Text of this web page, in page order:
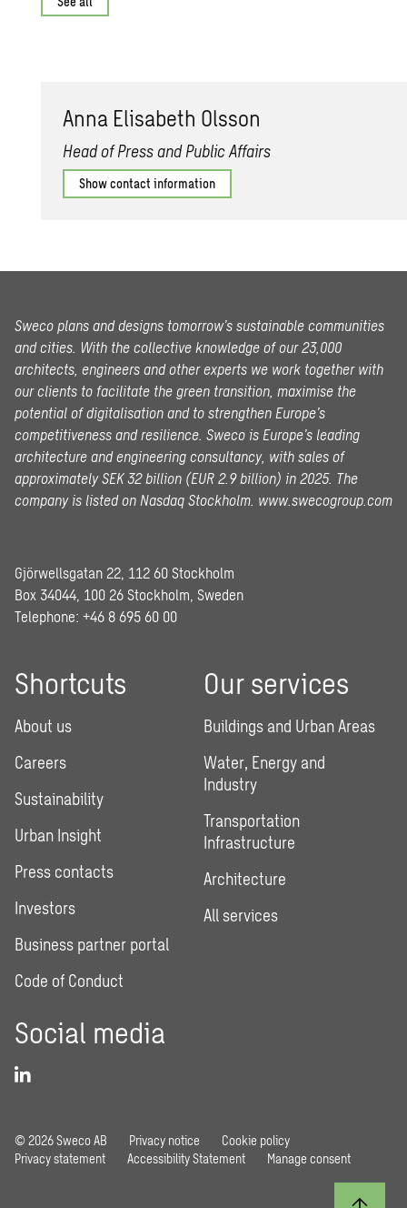
Anna Elis­a­beth Ols­son
Head of Press and Public Affairs
Show contact information
Sweco plans and designs tomorrow’s sustainable communities
and cities. With the collective knowledge of our 23,000
architects, engineers and other experts we work together with
our clients to facilitate the green transition, maximise the
potential of digitalisation and to strengthen Europe’s
competitiveness and resilience. Sweco is Europe’s leading
architecture and engineering consultancy, with sales of
approximately SEK 32 billion (EUR 2.9 billion) in 2025. The
company is listed on Nasdaq Stockholm. www.swecogroup.com
Gjörwellsgatan 22, 112 60 Stockholm
Box 34044, 100 26 Stockholm, Sweden
Telephone: +46 8 695 60 00
Shortcuts
About us
Careers
Sustainability
Urban Insight
Press contacts
Investors
Business partner portal
Code of Conduct
Our services
Buildings and Urban Areas
Water, Energy and
Industry
Transportation
Infrastructure
Architecture
All services
Social media
© 2026 Sweco AB Privacy notice
Cookie policy
Privacy statement
Accessibility Statement Manage consent